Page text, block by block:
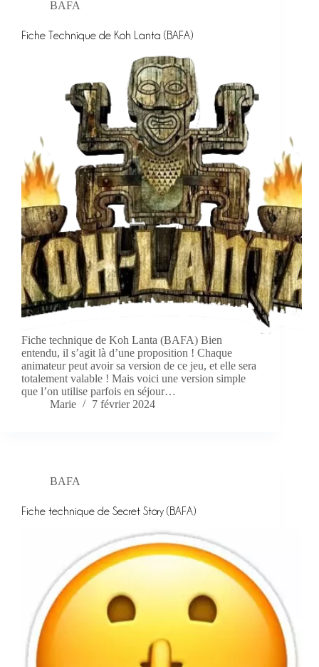
BAFA
Fiche Technique de Koh Lanta (BAFA)
Fiche technique de Koh Lanta (BAFA) Bien
entendu, il s’agit là d’une proposition ! Chaque
animateur peut avoir sa version de ce jeu, et elle sera
totalement valable ! Mais voici une version simple
que l’on utilise parfois en séjour…
Marie
7 février 2024
BAFA
Fiche technique de Secret Story (BAFA)